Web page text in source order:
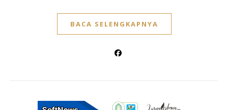
BACA SELENGKAPNYA